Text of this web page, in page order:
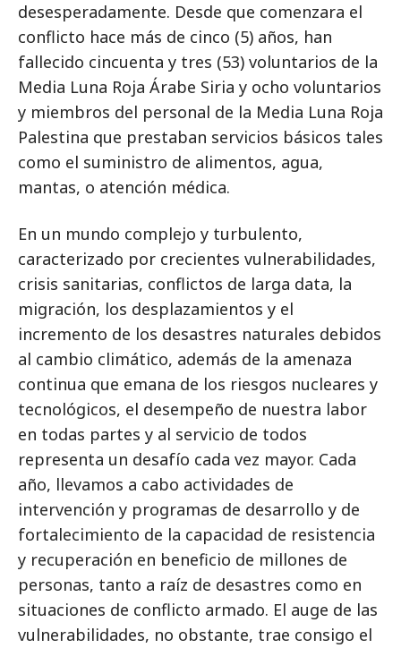
desesperadamente. Desde que comenzara el
conflicto hace más de cinco (5) años, han
fallecido cincuenta y tres (53) voluntarios de la
Media Luna Roja Árabe Siria y ocho voluntarios
y miembros del personal de la Media Luna Roja
Palestina que prestaban servicios básicos tales
como el suministro de alimentos, agua,
mantas, o atención médica.
En un mundo complejo y turbulento,
caracterizado por crecientes vulnerabilidades,
crisis sanitarias, conflictos de larga data, la
migración, los desplazamientos y el
incremento de los desastres naturales debidos
al cambio climático, además de la amenaza
continua que emana de los riesgos nucleares y
tecnológicos, el desempeño de nuestra labor
en todas partes y al servicio de todos
representa un desafío cada vez mayor. Cada
año, llevamos a cabo actividades de
intervención y programas de desarrollo y de
fortalecimiento de la capacidad de resistencia
y recuperación en beneficio de millones de
personas, tanto a raíz de desastres como en
situaciones de conflicto armado. El auge de las
vulnerabilidades, no obstante, trae consigo el